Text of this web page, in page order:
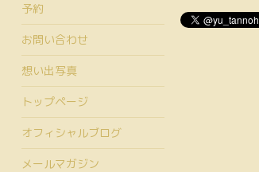
予約
お問い合わせ
想い出写真
トップページ
オフィシャルブログ
メールマガジン